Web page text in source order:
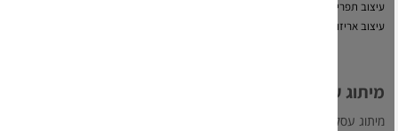
עיצוב תפריטים למסעדות
עיצוב אריזות ו
מיתוג עסקי
מיתוג עסקי